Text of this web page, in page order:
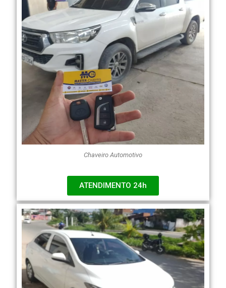
Chaveiro Automotivo
ATENDIMENTO 24h